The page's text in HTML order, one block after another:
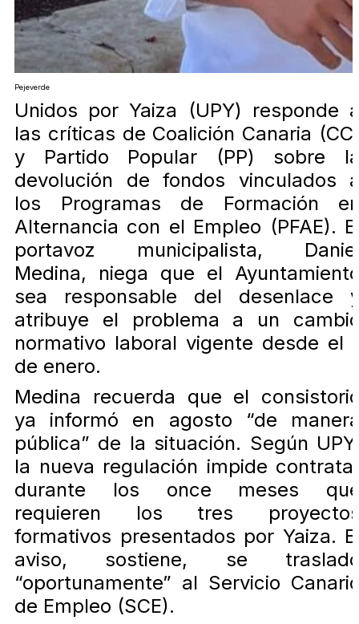
Pejeverde
Unidos por Yaiza (UPY) responde
las críticas de Coalición Canaria
y Partido Popular (PP) sobre
devolución de fondos vinculados
los Programas de Formación
Alternancia con el Empleo (PFAE).
portavoz municipalista,
Medina, niega que el
sea responsable del desenlace
atribuye el problema a un
normativo laboral vigente desde el
de enero.
Medina recuerda que el
ya informó en agosto “de
pública” de la situación. Según
la nueva regulación impide
durante los once meses
requieren los tres
formativos presentados por Yaiza.
aviso, sostiene, se
“oportunamente” al Servicio
de Empleo (SCE).